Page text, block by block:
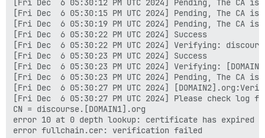
[Fri Dec  6 05:30:12 PM UTC 2024] Pending, The
[Fri Dec  6 05:30:15 PM UTC 2024] Pending, The
[Fri Dec  6 05:30:19 PM UTC 2024] Pending, The
[Fri Dec  6 05:30:22 PM UTC 2024] Success
[Fri Dec  6 05:30:22 PM UTC 2024] Verifying:
[Fri Dec  6 05:30:23 PM UTC 2024] Success
[Fri Dec  6 05:30:23 PM UTC 2024] Verifying:
[Fri Dec  6 05:30:23 PM UTC 2024] Pending, The
[Fri Dec  6 05:30:27 PM UTC 2024]
[Fri Dec  6 05:30:27 PM UTC 2024] Please check
CN = discourse.[DOMAIN1].org
error 10 at 0 depth lookup: certificate has expired